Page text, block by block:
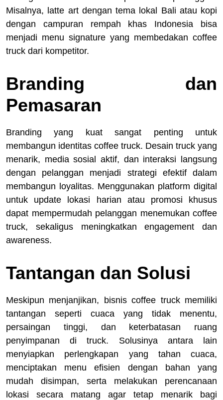
Misalnya, latte art dengan tema lokal Bali atau kopi
dengan campuran rempah khas Indonesia bisa
menjadi menu signature yang membedakan coffee
truck dari kompetitor.
Branding dan
Pemasaran
Branding yang kuat sangat penting untuk
membangun identitas coffee truck. Desain truck yang
menarik, media sosial aktif, dan interaksi langsung
dengan pelanggan menjadi strategi efektif dalam
membangun loyalitas. Menggunakan platform digital
untuk update lokasi harian atau promosi khusus
dapat mempermudah pelanggan menemukan coffee
truck, sekaligus meningkatkan engagement dan
awareness.
Tantangan dan Solusi
Meskipun menjanjikan, bisnis coffee truck memiliki
tantangan seperti cuaca yang tidak menentu,
persaingan tinggi, dan keterbatasan ruang
penyimpanan di truck. Solusinya antara lain
menyiapkan perlengkapan yang tahan cuaca,
menciptakan menu efisien dengan bahan yang
mudah disimpan, serta melakukan perencanaan
lokasi secara matang agar tetap menarik bagi